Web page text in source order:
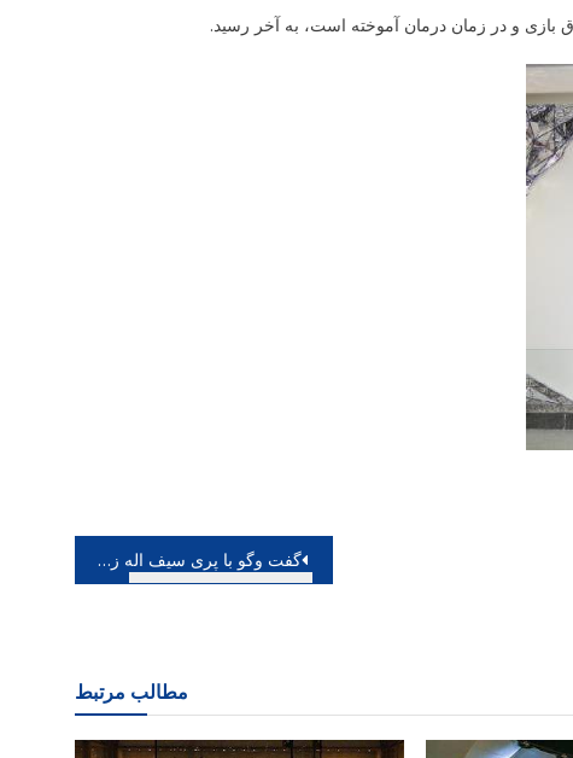
بازی و در زمان درمان آموخته است، به آخر رسید.
گفت وگو با پری سیف اله زاده رنگ هایی که به سمت درختان هدایت می شوند
مطالب مرتبط